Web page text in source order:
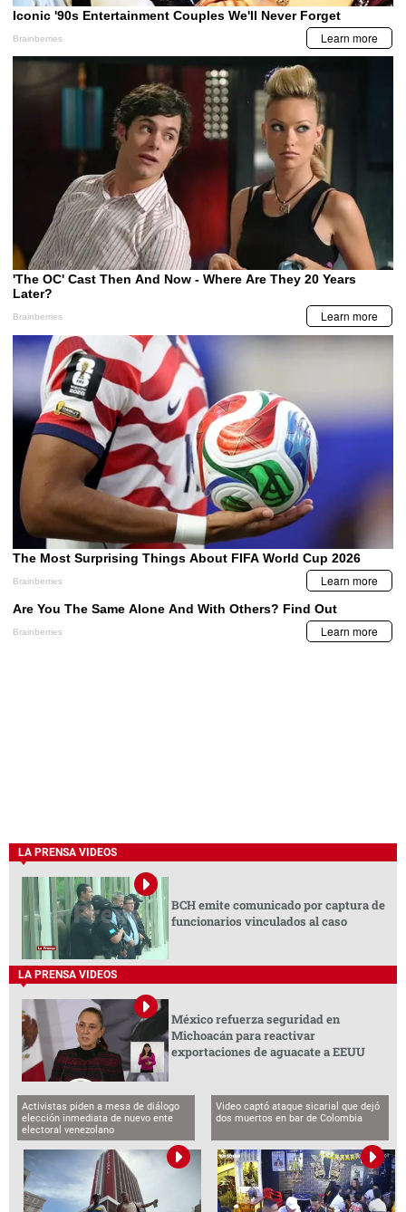
LA PRENSA VIDEOS
BCH emite comunicado por captura de
funcionarios vinculados al caso
LA PRENSA VIDEOS
México refuerza seguridad en
Michoacán para reactivar
exportaciones de aguacate a EEUU
Activistas piden a mesa de diálogo
elección inmediata de nuevo ente
electoral venezolano
Video captó ataque sicarial que dejó
dos muertos en bar de Colombia